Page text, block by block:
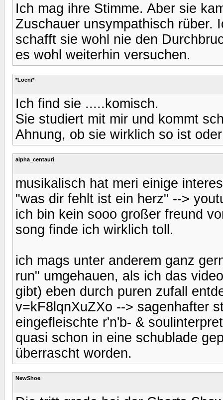
Ich mag ihre Stimme. Aber sie
Zuschauer unsympathisch rüber.
schafft sie wohl nie den
es wohl weiterhin versuchen.
*Loeni*
Ich find sie .....komisch.
Sie studiert mit mir und kommt
Ahnung, ob sie wirklich so ist
alpha_centauri
musikalisch hat meri einige
"was dir fehlt ist ein herz" -->
ich bin kein sooo großer freund
song finde ich wirklich toll.
ich mags unter anderem ganz
run" umgehauen, als ich das
gibt) eben durch puren zufall
v=kF8lqnXuZXo --> sagenhafter
eingefleischte r'n'b- &
quasi schon in eine schublade
überrascht worden.
NewShoe